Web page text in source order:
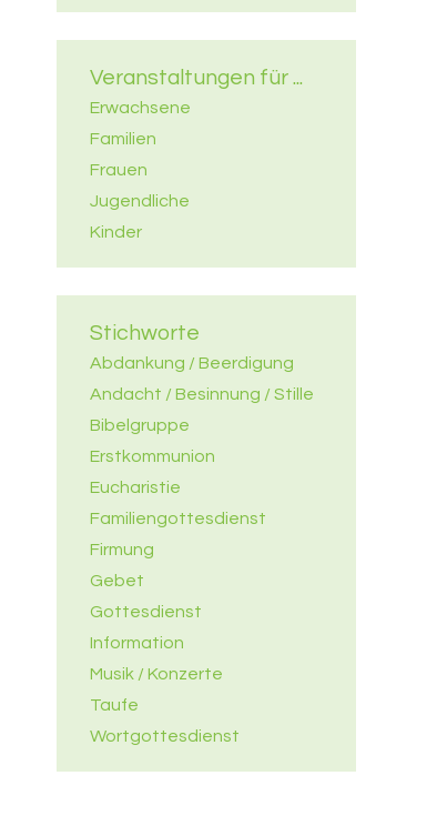
Veranstaltungen für ...
Erwachsene
Familien
Frauen
Jugendliche
Kinder
Stichworte
Abdankung / Beerdigung
Andacht / Besinnung / Stille
Bibelgruppe
Erstkommunion
Eucharistie
Familiengottesdienst
Firmung
Gebet
Gottesdienst
Information
Musik / Konzerte
Taufe
Wortgottesdienst